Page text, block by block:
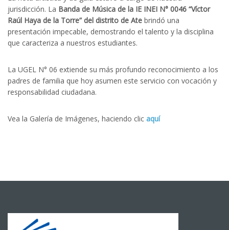
jurisdicción. La Banda de Música de la IE INEI N° 0046 “Víctor
Raúl Haya de la Torre” del distrito de Ate brindó una
presentación impecable, demostrando el talento y la disciplina
que caracteriza a nuestros estudiantes.
La UGEL N° 06 extiende su más profundo reconocimiento a los
padres de familia que hoy asumen este servicio con vocación y
responsabilidad ciudadana.
Vea la Galería de Imágenes, haciendo clic aquí